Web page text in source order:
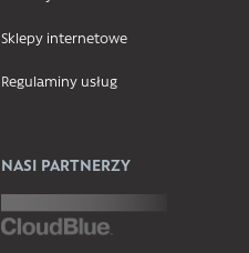
Sklepy internetowe
Regulaminy usług
NASI PARTNERZY